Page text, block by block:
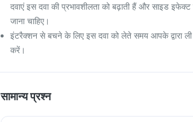
दवाएं इस दवा की प्रभावशीलता को बढ़ाती हैं और साइड
जाना चाहिए।
इंटरैक्शन से बचने के लिए इस दवा को लेते समय आपके द्वारा ली
करें।
सामान्य प्रश्न